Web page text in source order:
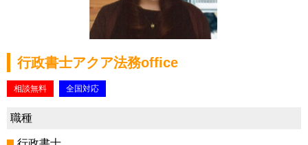
行政書士アクア法務office
相談無料 全国対応
職種